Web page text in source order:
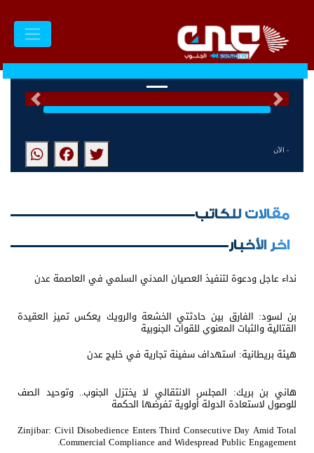
التالى السابق
- الآن
مقالات للكاتب
اخر الأخبار
نداء عاجل ودعوة لتنفيذ العصيان المدني السلمي في العاصمة عدن
بن لسود: الفارق بين حادثتي الخشعة والرويك يعكس تميز العقيدة
القتالية والثبات المعنوي للقوات الجنوبية
هيئة بريطانية: استهداف سفينة تجارية في خليج عدن
هاني بن بريك: المجلس الانتقالي لا يختزل الجنوب.. وتوحيد الصف
للوصول لاستعادة الدولة أولوية تفرضها الحكمة
Zinjibar: Civil Disobedience Enters Third Consecutive Day Amid Total
Commercial Compliance and Widespread Public Engagement.